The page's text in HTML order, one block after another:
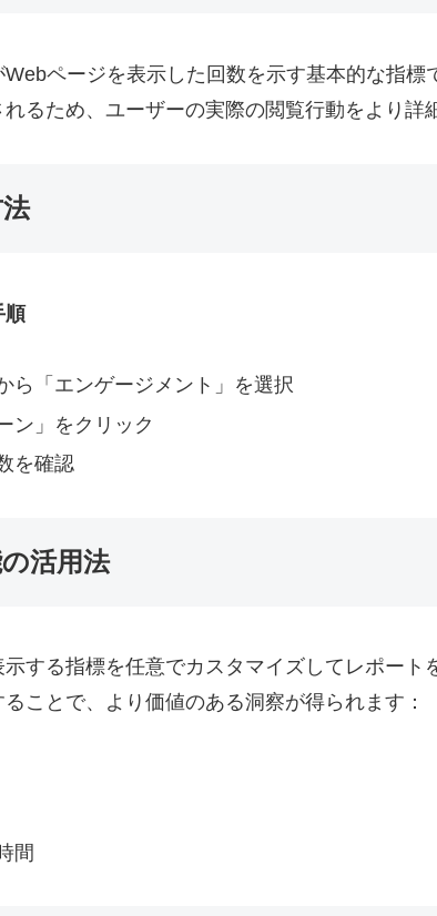
ページを表示した回数を示す基本的な指標
るため、ユーザーの実際の閲覧行動をより詳
順
ら「エンゲージメント」を選択
ン」をクリック
を確認
活用法
する指標を任意でカスタマイズしてレポート
ことで、より価値のある洞察が得られます：
間